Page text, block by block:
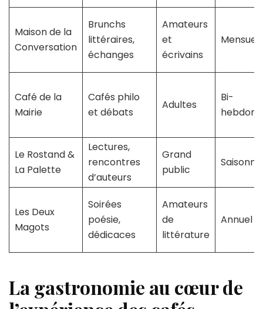
Maison de la
Conversation
Brunchs
littéraires,
échanges
Amateurs
et
écrivains
Café de la
Mairie
Cafés philo
et débats
Adultes
Bi-
Le Rostand &
La Palette
Lectures,
rencontres
d’auteurs
Grand
public
Les Deux
Magots
Soirées
poésie,
dédicaces
Amateurs
de
littérature
Annuel
La gastronomie au cœur de